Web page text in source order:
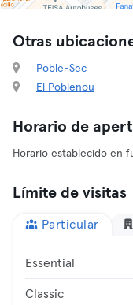
Otras
Poble-Sec
El Poblenou
Horario de
Horario establecido en
Límite de visitas
Particular
Essential
Classic